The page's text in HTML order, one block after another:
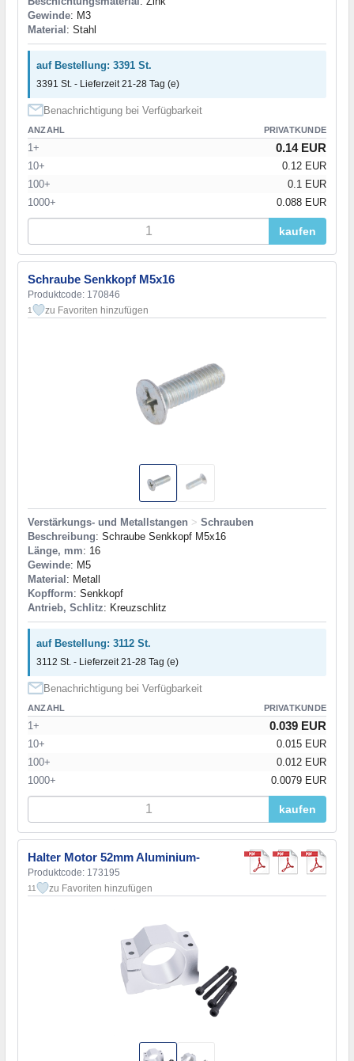
Gewinde: M3
Material : Stahl
auf Bestellung: 3391 St.
3391 St. - Lieferzeit 21-28 Tag (e)
Benachrichtigung bei Verfügbarkeit
ANZAHL PRIVATKUNDE
1+ 0.14 EUR
10+
0.12 EUR
100+
0.1 EUR
1000+
0.088 EUR
kaufen
Schraube Senkkopf M5x16
Produktcode: 170846
1 zu Favoriten hinzufügen
Verstärkungs- und Metallstangen > Schrauben
Beschreibung: Schraube Senkkopf M5x16
Länge, mm: 16
Gewinde: M5
Material : Metall
Kopfform: Senkkopf
Antrieb, Schlitz: Kreuzschlitz
auf Bestellung: 3112 St.
3112 St. - Lieferzeit 21-28 Tag (e)
Benachrichtigung bei Verfügbarkeit
ANZAHL PRIVATKUNDE
1+ 0.039 EUR
10+
0.015 EUR
100+
0.012 EUR
1000+
0.0079 EUR
kaufen
Halter Motor 52mm Aluminium-
Produktcode: 173195
11 zu Favoriten hinzufügen